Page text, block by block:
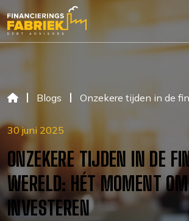
Blogs Onzekere tijden in de financiële wereld:
30 juni 2025
ONZEKERE TIJDEN IN DE
WERELD: HÉT MOMENT
INVESTEREN